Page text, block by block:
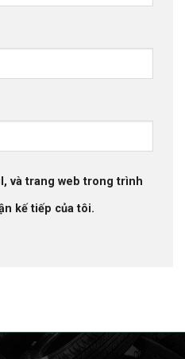
và trang web trong trình
kế tiếp của tôi.